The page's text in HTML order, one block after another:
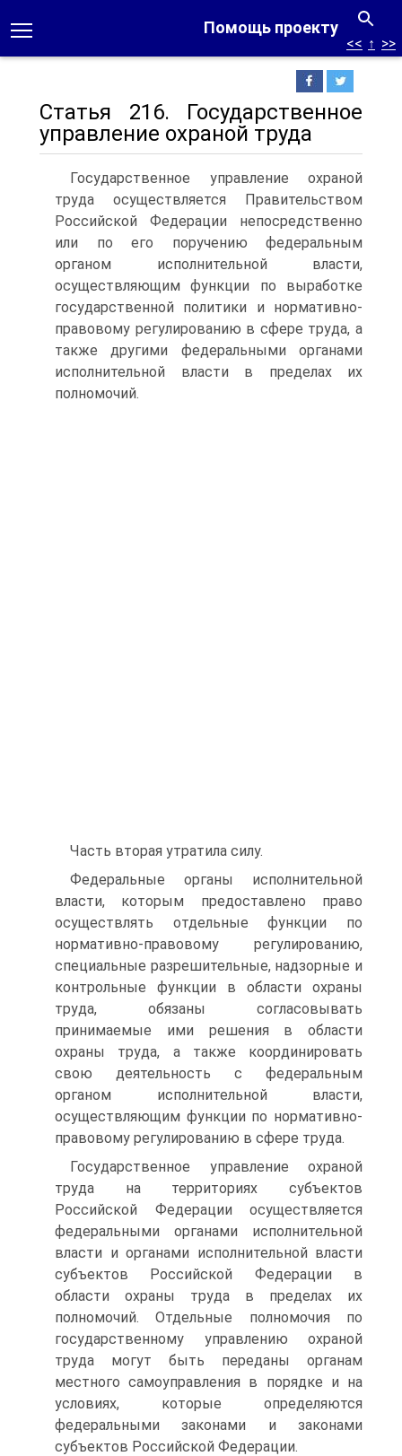
Помощь проекту
<< ↑ >>
Статья 216. Государственное
управление охраной труда
Государственное управление охраной
труда осуществляется Правительством
Российской Федерации непосредственно
или по его поручению федеральным
органом исполнительной власти,
осуществляющим функции по выработке
государственной политики и нормативно-
правовому регулированию в сфере труда, а
также другими федеральными органами
исполнительной власти в пределах их
полномочий.
Часть вторая утратила силу.
Федеральные органы исполнительной
власти, которым предоставлено право
осуществлять отдельные функции по
нормативно-правовому регулированию,
специальные разрешительные, надзорные и
контрольные функции в области охраны
труда, обязаны согласовывать
принимаемые ими решения в области
охраны труда, а также координировать
свою деятельность с федеральным
органом исполнительной власти,
осуществляющим функции по нормативно-
правовому регулированию в сфере труда.
Государственное управление охраной
труда на территориях субъектов
Российской Федерации осуществляется
федеральными органами исполнительной
власти и органами исполнительной власти
субъектов Российской Федерации в
области охраны труда в пределах их
полномочий. Отдельные полномочия по
государственному управлению охраной
труда могут быть переданы органам
местного самоуправления в порядке и на
условиях, которые определяются
федеральными законами и законами
субъектов Российской Федерации.